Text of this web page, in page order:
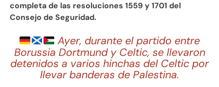
completa de las resoluciones 1559 y 1701 del
Consejo de Seguridad.
Ayer, durante el partido entre
Borussia Dortmund y Celtic, se llevaron
detenidos a varios hinchas del Celtic por
llevar banderas de Palestina.